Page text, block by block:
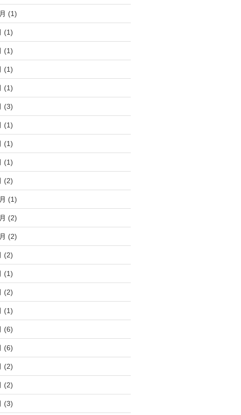
(1)
(1)
(1)
(1)
(1)
(3)
(1)
(1)
(1)
(2)
(1)
(2)
(2)
(2)
(1)
(2)
(1)
(6)
(6)
(2)
(2)
(3)